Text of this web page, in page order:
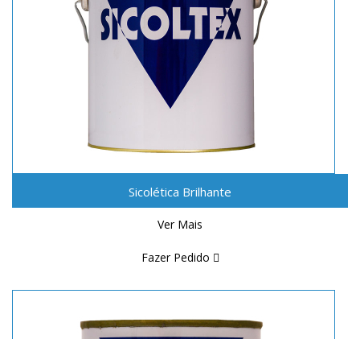
Sicolética Brilhante
Ver Mais
Fazer Pedido